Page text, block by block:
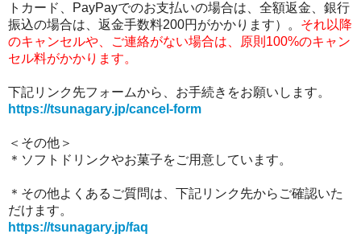
トカード、PayPayでのお支払いの場合は、全額返金、銀行
振込の場合は、返金手数料200円がかかります）。 それ以降
のキャンセルや、ご連絡がない場合は、原則100%のキャン
セル料がかかります。
下記リンク先フォームから、お手続きをお願いします。
https://tsunagary.jp/cancel-form
＜その他＞
＊ ソフトドリンクやお菓子をご用意しています。
＊その他よくあるご質問は、下記リンク先からご確認いた
だけます。
https://tsunagary.jp/faq